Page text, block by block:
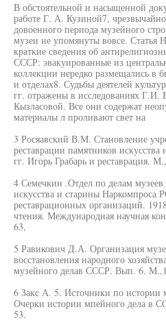
В обстоятельной и насыщенной
работе Г. А. Кузиной7,
довоенного периода музейного
музеи не упомянуты вовсе. Статья
краткие сведения об
СССР: эвакуированные из
коллекции нередко размещались в
и отделах8. Судьбы деятелей
гг. отражены в исследованиях
Кызласовой. Все они содержат
материалы л проливают свет на
3 Росяавский В.М. Становление
реставрации памятников
гг. Игорь Грабарь и реставрация.
4 Семечкин .Отдел по делам
искусства и старины Наркомпроса
реставрационных организаций.
чтения. Международная научная
63,
5 Равикович Д.А. Организация
восстановления народного
музейного делав СССР. Вып. 6.
6 Закс А. 5. Источники по истории
Очерки истории мпейного дела
53.